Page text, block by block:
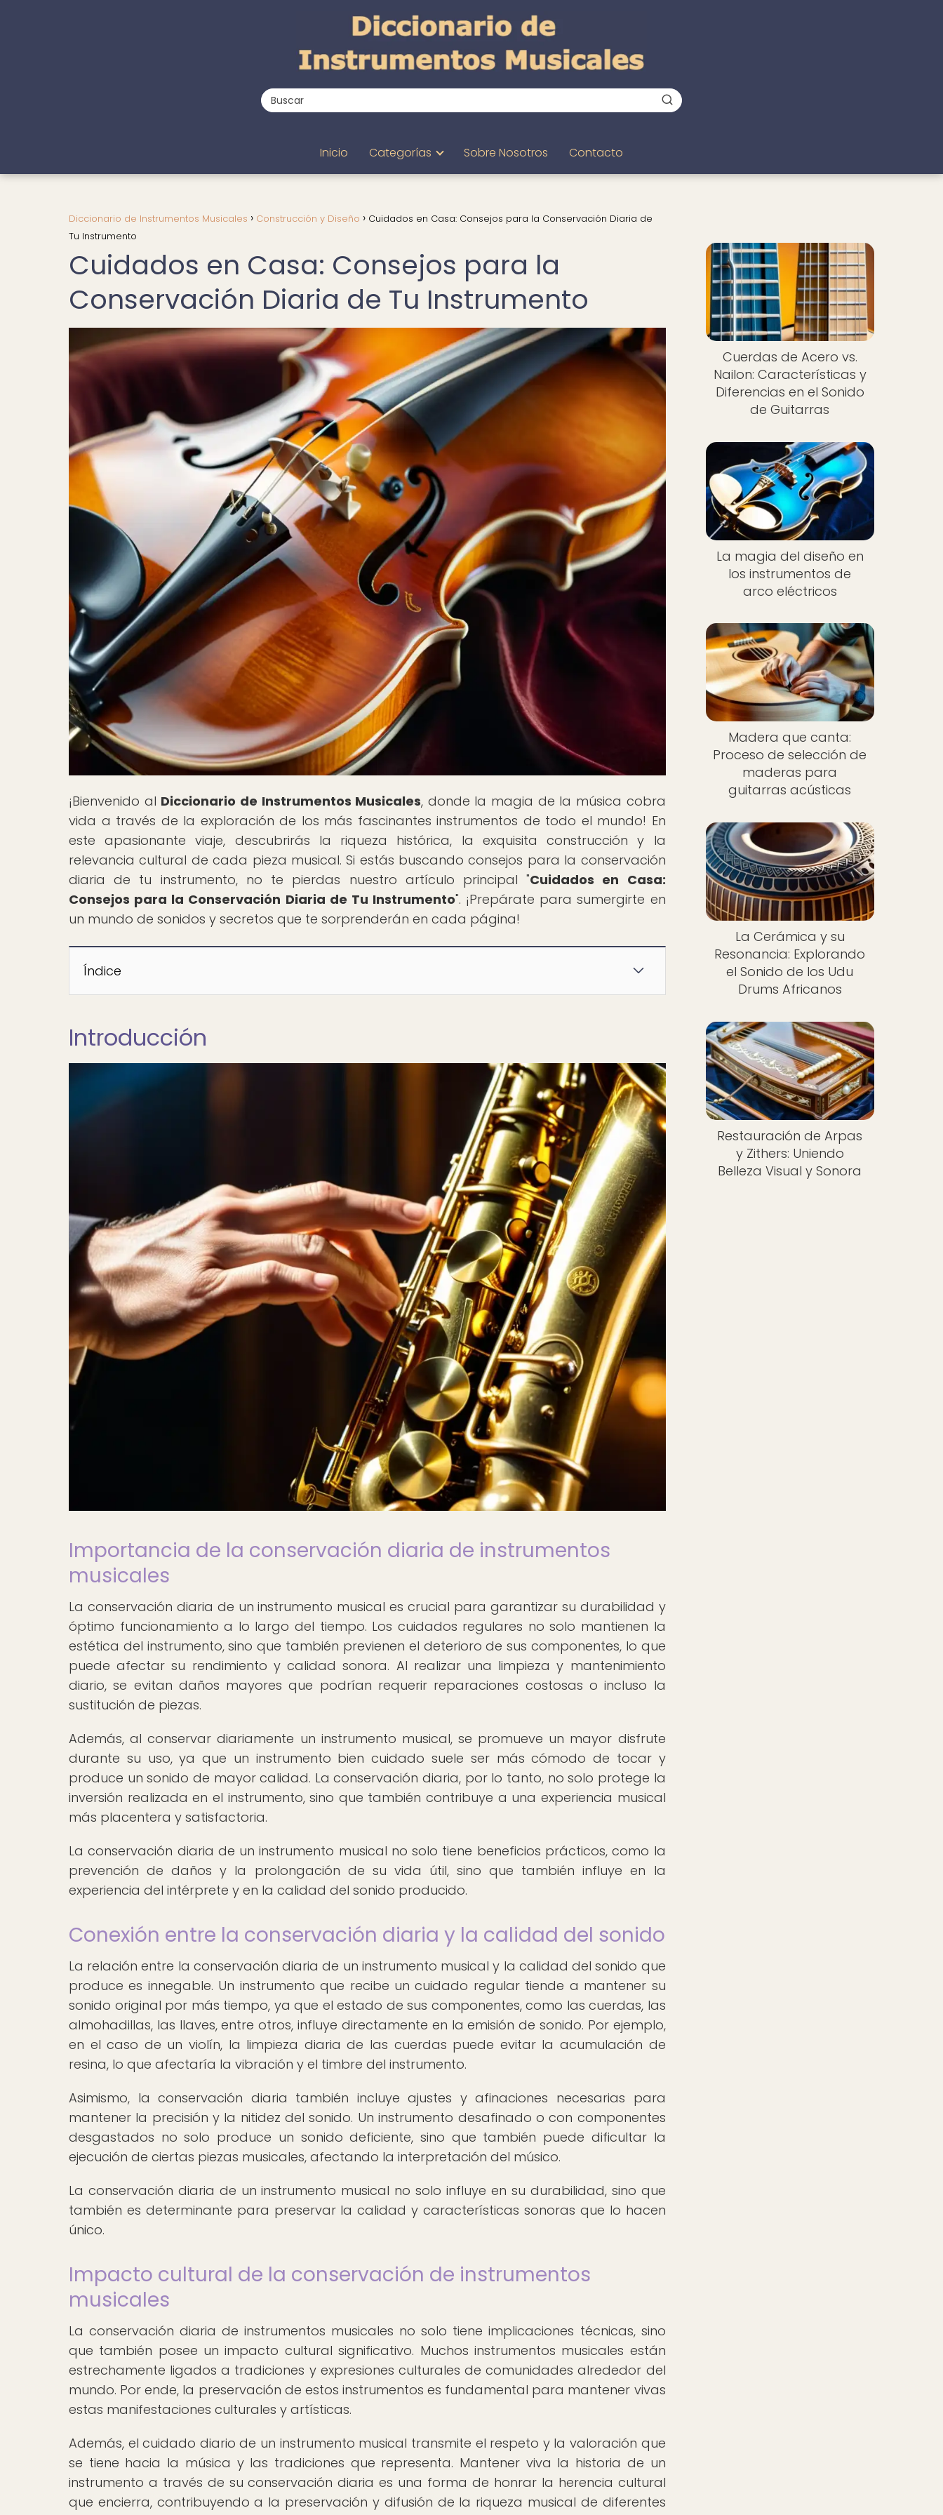
Inicio Categorías Sobre Nosotros Contacto
Diccionario de Instrumentos Musicales Construcción y Diseño
Cuidados en Casa: Consejos para la Conservación Diaria de
Tu Instrumento
Cuidados en Casa: Consejos para la
Conservación Diaria de Tu Instrumento
¡Bienvenido al Diccionario de Instrumentos Musicales, donde la magia de la música cobra
vida a través de la exploración de los más fascinantes instrumentos de todo el mundo! En
este apasionante viaje, descubrirás la riqueza histórica, la exquisita construcción y la
relevancia cultural de cada pieza musical. Si estás buscando consejos para la conservación
diaria de tu instrumento, no te pierdas nuestro artículo principal "Cuidados en Casa:
Consejos para la Conservación Diaria de Tu Instrumento". ¡Prepárate para sumergirte en
un mundo de sonidos y secretos que te sorprenderán en cada página!
Índice
Introducción
Importancia de la conservación diaria de instrumentos
musicales
La conservación diaria de un instrumento musical es crucial para garantizar su durabilidad y
óptimo funcionamiento a lo largo del tiempo. Los cuidados regulares no solo mantienen la
estética del instrumento, sino que también previenen el deterioro de sus componentes, lo que
puede afectar su rendimiento y calidad sonora. Al realizar una limpieza y mantenimiento
diario, se evitan daños mayores que podrían requerir reparaciones costosas o incluso la
sustitución de piezas.
Además, al conservar diariamente un instrumento musical, se promueve un mayor disfrute
durante su uso, ya que un instrumento bien cuidado suele ser más cómodo de tocar y
produce un sonido de mayor calidad. La conservación diaria, por lo tanto, no solo protege la
inversión realizada en el instrumento, sino que también contribuye a una experiencia musical
más placentera y satisfactoria.
La conservación diaria de un instrumento musical no solo tiene beneficios prácticos, como la
prevención de daños y la prolongación de su vida útil, sino que también influye en la
experiencia del intérprete y en la calidad del sonido producido.
Conexión entre la conservación diaria y la calidad del sonido
La relación entre la conservación diaria de un instrumento musical y la calidad del sonido que
produce es innegable. Un instrumento que recibe un cuidado regular tiende a mantener su
sonido original por más tiempo, ya que el estado de sus componentes, como las cuerdas, las
almohadillas, las llaves, entre otros, influye directamente en la emisión de sonido. Por ejemplo,
en el caso de un violín, la limpieza diaria de las cuerdas puede evitar la acumulación de
resina, lo que afectaría la vibración y el timbre del instrumento.
Asimismo, la conservación diaria también incluye ajustes y afinaciones necesarias para
mantener la precisión y la nitidez del sonido. Un instrumento desafinado o con componentes
desgastados no solo produce un sonido deficiente, sino que también puede dificultar la
ejecución de ciertas piezas musicales, afectando la interpretación del músico.
La conservación diaria de un instrumento musical no solo influye en su durabilidad, sino que
también es determinante para preservar la calidad y características sonoras que lo hacen
único.
Impacto cultural de la conservación de instrumentos
musicales
La conservación diaria de instrumentos musicales no solo tiene implicaciones técnicas, sino
que también posee un impacto cultural significativo. Muchos instrumentos musicales están
estrechamente ligados a tradiciones y expresiones culturales de comunidades alrededor del
mundo. Por ende, la preservación de estos instrumentos es fundamental para mantener vivas
estas manifestaciones culturales y artísticas.
Además, el cuidado diario de un instrumento musical transmite el respeto y la valoración que
se tiene hacia la música y las tradiciones que representa. Mantener viva la historia de un
instrumento a través de su conservación diaria es una forma de honrar la herencia cultural
que encierra, contribuyendo a la preservación y difusión de la riqueza musical de diferentes
Nuevo
Cuerdas de Acero vs.
Nailon: Características y
Diferencias en el Sonido
de Guitarras
Nuevo
La magia del diseño en
los instrumentos de
arco eléctricos
Nuevo
Madera que canta:
Proceso de selección de
maderas para
guitarras acústicas
La Cerámica y su
Resonancia: Explorando
el Sonido de los Udu
Drums Africanos
Restauración de Arpas
y Zithers: Uniendo
Belleza Visual y Sonora